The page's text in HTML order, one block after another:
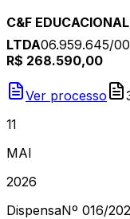
C&F
LTDA06.959.645/
R$ 268.590,00
Ver processo
11
MAI
2026
DispensaNº 016/